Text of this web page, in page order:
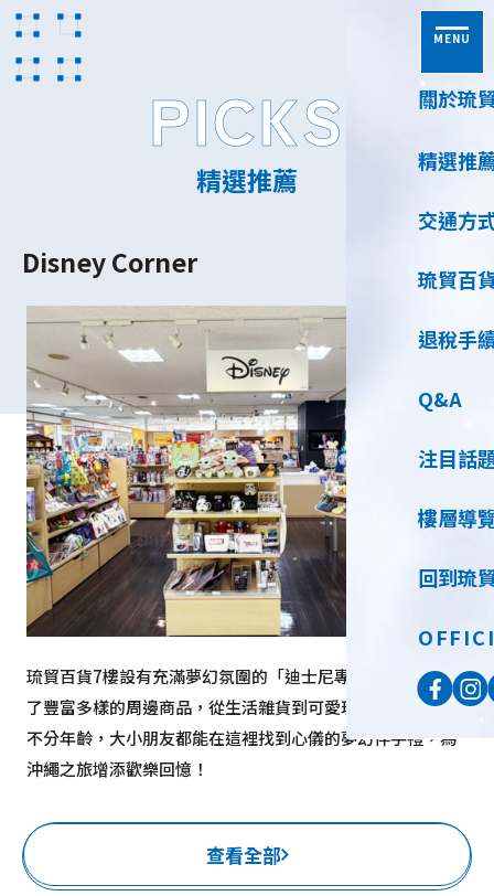
MENU
關於琉
精選推
交通方
琉貿百
退稅手
Q&A
注目話
樓層導
回到琉
PICKS
精選推薦
Disney Corner
琉貿百貨7樓設有充滿夢幻氛圍的「迪士尼專區」！這裡匯集
了豐富多樣的周邊商品，從生活雜貨到可愛玩偶應有盡有。
不分年齡，大小朋友都能在這裡找到心儀的夢幻伴手禮，為
沖繩之旅增添歡樂回憶！
查看全部